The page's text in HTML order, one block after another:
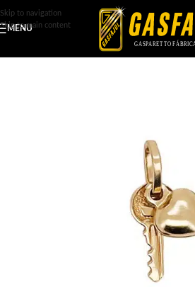
Skip to navigation
Skip to main content
MENU